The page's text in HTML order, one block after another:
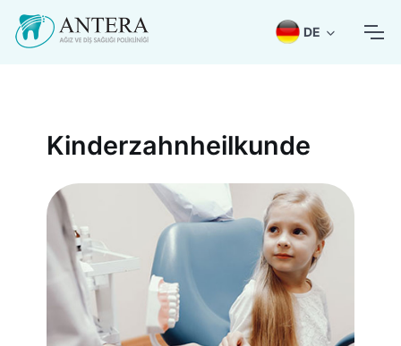
DE
Kinderzahnheilkunde